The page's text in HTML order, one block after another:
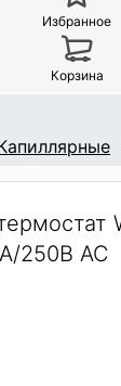
Избранное
Корзина
250В АС